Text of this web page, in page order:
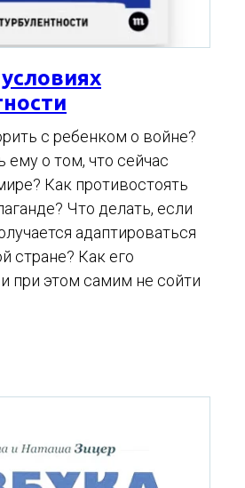
с ребенком о войне?
ему о том, что сейчас
Как противостоять
Что делать, если
адаптироваться
стране? Как его
при этом самим не сойти